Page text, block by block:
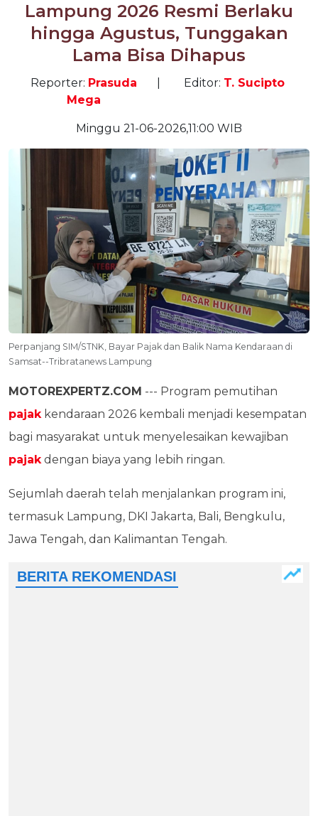
Lampung 2026 Resmi Berlaku
hingga Agustus, Tunggakan
Lama Bisa Dihapus
Reporter: Prasuda
Mega
Editor: T. Sucipto
Minggu 21-06-2026,11:00 WIB
Perpanjang SIM/STNK, Bayar Pajak dan Balik Nama Kendaraan di
Samsat--Tribratanews Lampung
MOTOREXPERTZ.COM --- Program pemutihan
pajakkendaraan 2026 kembali menjadi kesempatan
bagi masyarakat untuk menyelesaikan kewajiban
pajakdengan biaya yang lebih ringan.
Sejumlah daerah telah menjalankan program ini,
termasuk Lampung, DKI Jakarta, Bali, Bengkulu,
Jawa Tengah, dan Kalimantan Tengah.